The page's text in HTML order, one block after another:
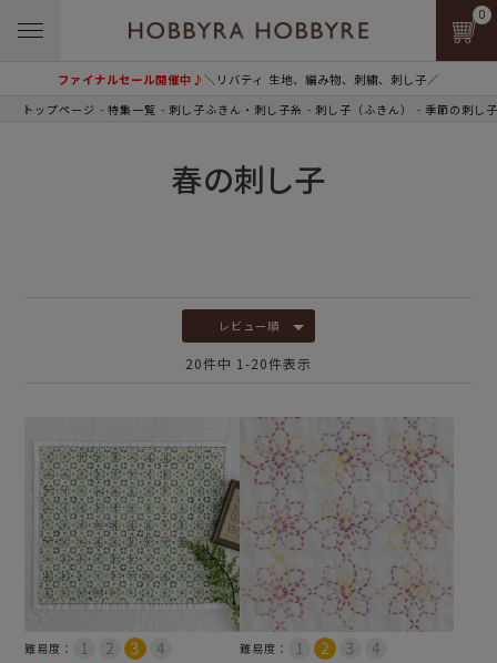
ファイナルセール開催中♪＼リバティ 生地、編み物、刺繍、刺し子／
0
トップページ 特集一覧 刺し子ふきん・刺し子糸 刺し子（ふきん） 季節の刺し子
春の刺し子
レビュー順
20件中 1 -20件表示
難易度： 難易度：